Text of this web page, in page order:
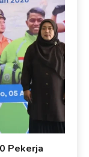
Pekerja